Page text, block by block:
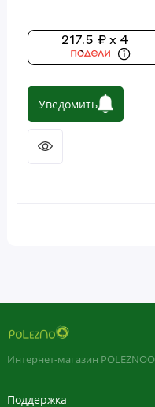
217.5 ₽ x 4
Уведомить
Интернет-магазин
Поддержка